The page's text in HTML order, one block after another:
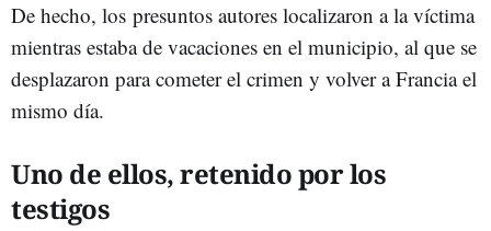
De hecho, los presuntos autores localizaron a la víctima
mientras estaba de vacaciones en el municipio, al que se
desplazaron para cometer el crimen y volver a Francia el
mismo día.
Uno de ellos, retenido por los
testigos